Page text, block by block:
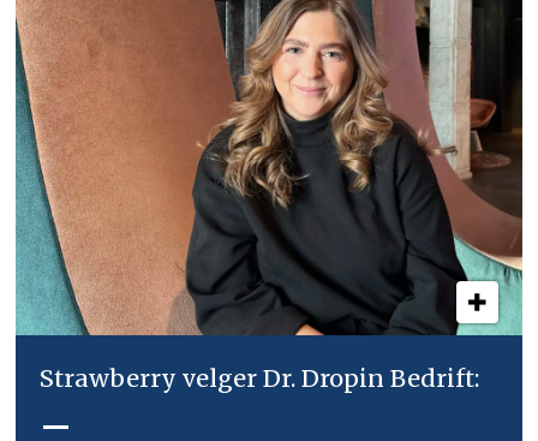
Strawberry velger Dr. Dropin Bedrift:
–